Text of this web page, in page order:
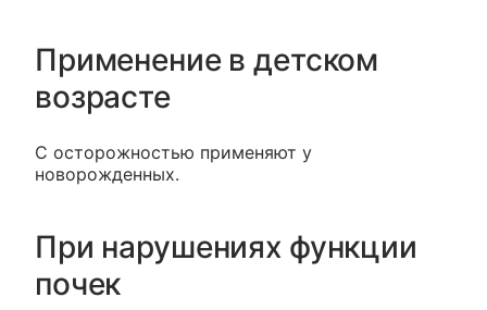
Применение в детском
возрасте
С осторожностью применяют у
новорожденных.
При нарушениях функции
почек